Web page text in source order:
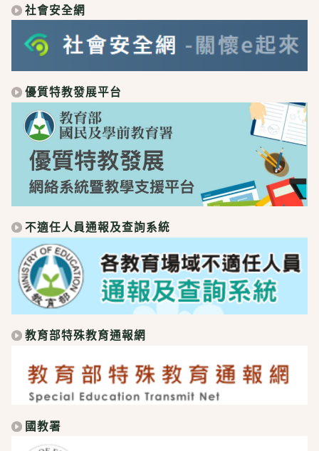
社會安全網
優質特教發展平台
不適任人員通報及查詢系統
教育部特殊教育通報網
國教署